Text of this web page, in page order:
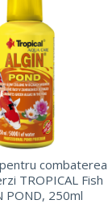
combaterea
TROPICAL Fish
POND, 250ml